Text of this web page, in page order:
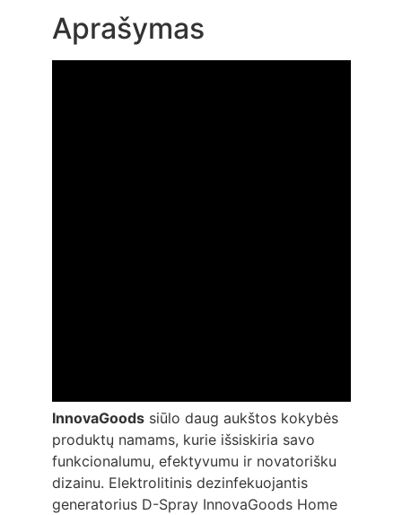
Aprašymas
InnovaGoodssiūlo daug aukštos kokybės
produktų namams, kurie išsiskiria savo
funkcionalumu, efektyvumu ir novatorišku
dizainu. Elektrolitinis dezinfekuojantis
generatorius D-Spray InnovaGoods Home